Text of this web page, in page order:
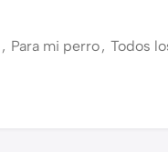
, Para mi perro, Todos